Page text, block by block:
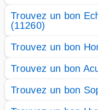
Trouvez un bon
(11260)
Trouvez un bon
Trouvez un bon
Trouvez un bon